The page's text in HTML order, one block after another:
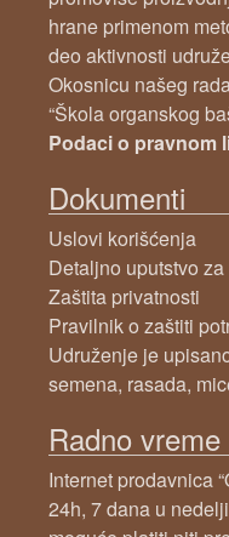
hrane primenom
deo aktivnosti
Okosnicu našeg
“Škola organskog
Podaci o pravnom
Dokumenti
Uslovi korišćenja
Detaljno uputstvo
Zaštita privatnosti
Pravilnik o zaštiti
Udruženje je
semena, rasada,
Radno
Internet prodavnica
24h, 7 dana u